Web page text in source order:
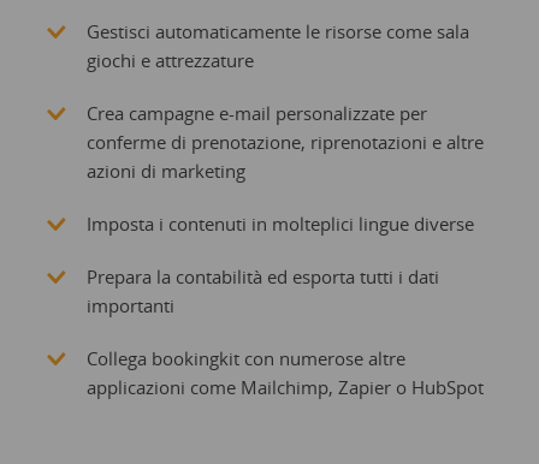
Gestisci automaticamente le risorse come sala
giochi e attrezzature
Crea campagne e-mail personalizzate per
conferme di prenotazione, riprenotazioni e altre
azioni di marketing
Imposta i contenuti in molteplici lingue diverse
Prepara la contabilità ed esporta tutti i dati
importanti
Collega bookingkit con numerose altre
applicazioni come Mailchimp, Zapier o HubSpot